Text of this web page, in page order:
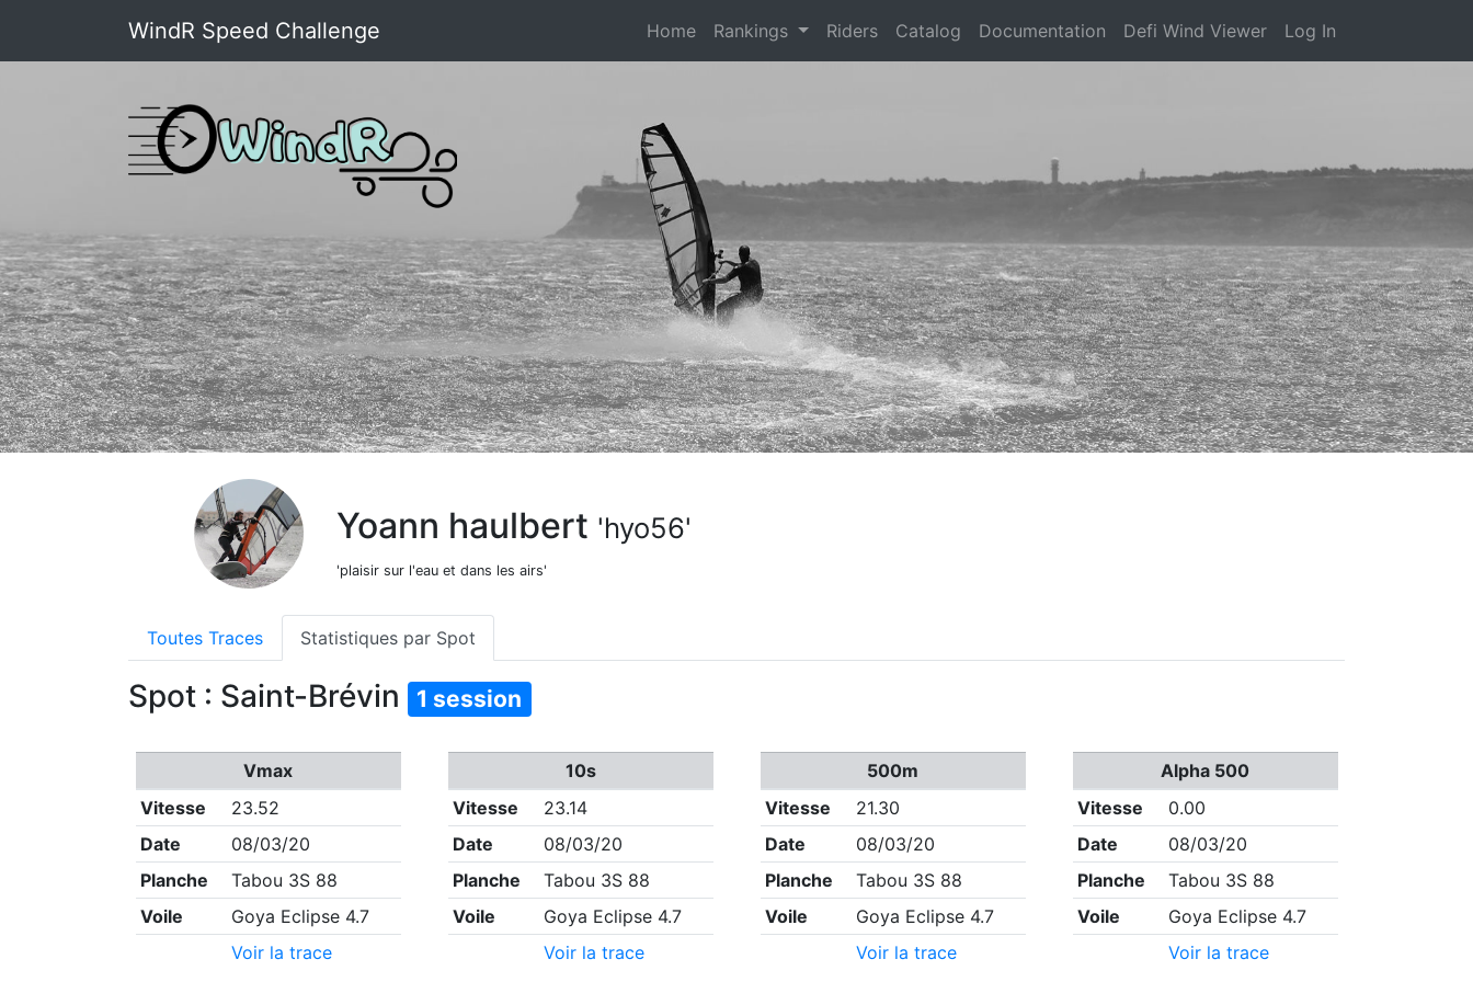
WindR Speed Challenge Home(current)
Rankings Riders Catalog Documentation Defi Wind Viewer Log In
Yoann haulbert 'hyo56'
'plaisir sur l'eau et dans les airs'
Toutes Traces Statistiques par Spot
Spot : Saint-Brévin 1 session
Vmax
Vitesse
23.52
Date
08/03/20
Planche
Tabou 3S 88
Voile
Goya Eclipse 4.7
Voir la trace
10s
Vitesse
23.14
Date
08/03/20
Planche
Tabou 3S 88
Voile
Goya Eclipse 4.7
Voir la trace
500m
Vitesse
21.30
Date
08/03/20
Planche
Tabou 3S 88
Voile
Goya Eclipse 4.7
Voir la trace
Alpha 500
Vitesse
0.00
Date
08/03/20
Planche
Tabou 3S 88
Voile
Goya Eclipse 4.7
Voir la trace